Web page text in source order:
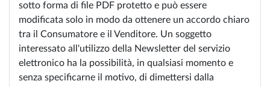
sotto forma di file PDF protetto e può essere
modificata solo in modo da ottenere un accordo chiaro
tra il Consumatore e il Venditore. Un soggetto
interessato all'utilizzo della Newsletter del servizio
elettronico ha la possibilità, in qualsiasi momento e
senza specificarne il motivo, di dimettersi dalla